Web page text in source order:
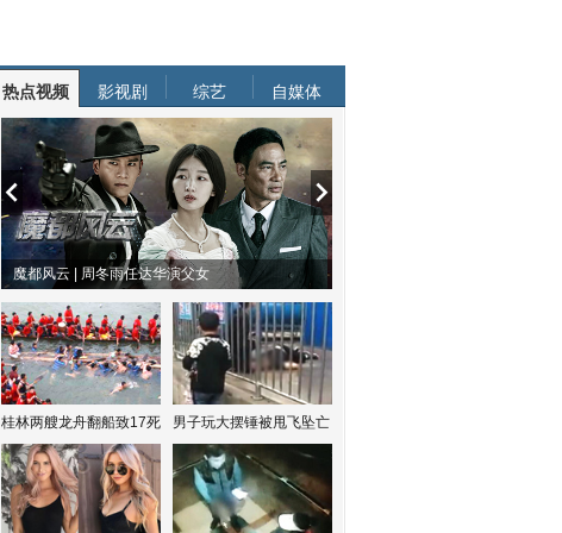
热点视频 影视剧 综艺 自媒体
魔都风云 | 周冬雨任达华演父女
桂林两艘龙舟翻船致17死 男子玩大摆锤被甩飞坠亡